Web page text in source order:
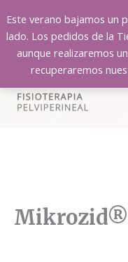
Este verano bajamos un
lado. Los pedidos de la
aunque realizaremos
recuperaremos
contenido
Mikrozid®